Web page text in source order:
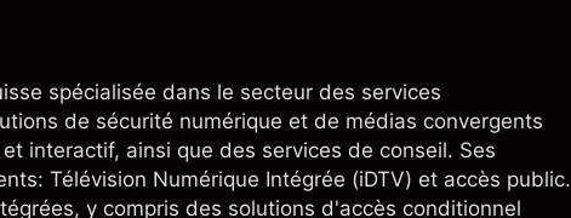
spécialisée dans le secteur des services
de sécurité numérique et de médias convergents
interactif, ainsi que des services de conseil. Ses
Télévision Numérique Intégrée (iDTV) et accès public.
y compris des solutions d'accès conditionnel